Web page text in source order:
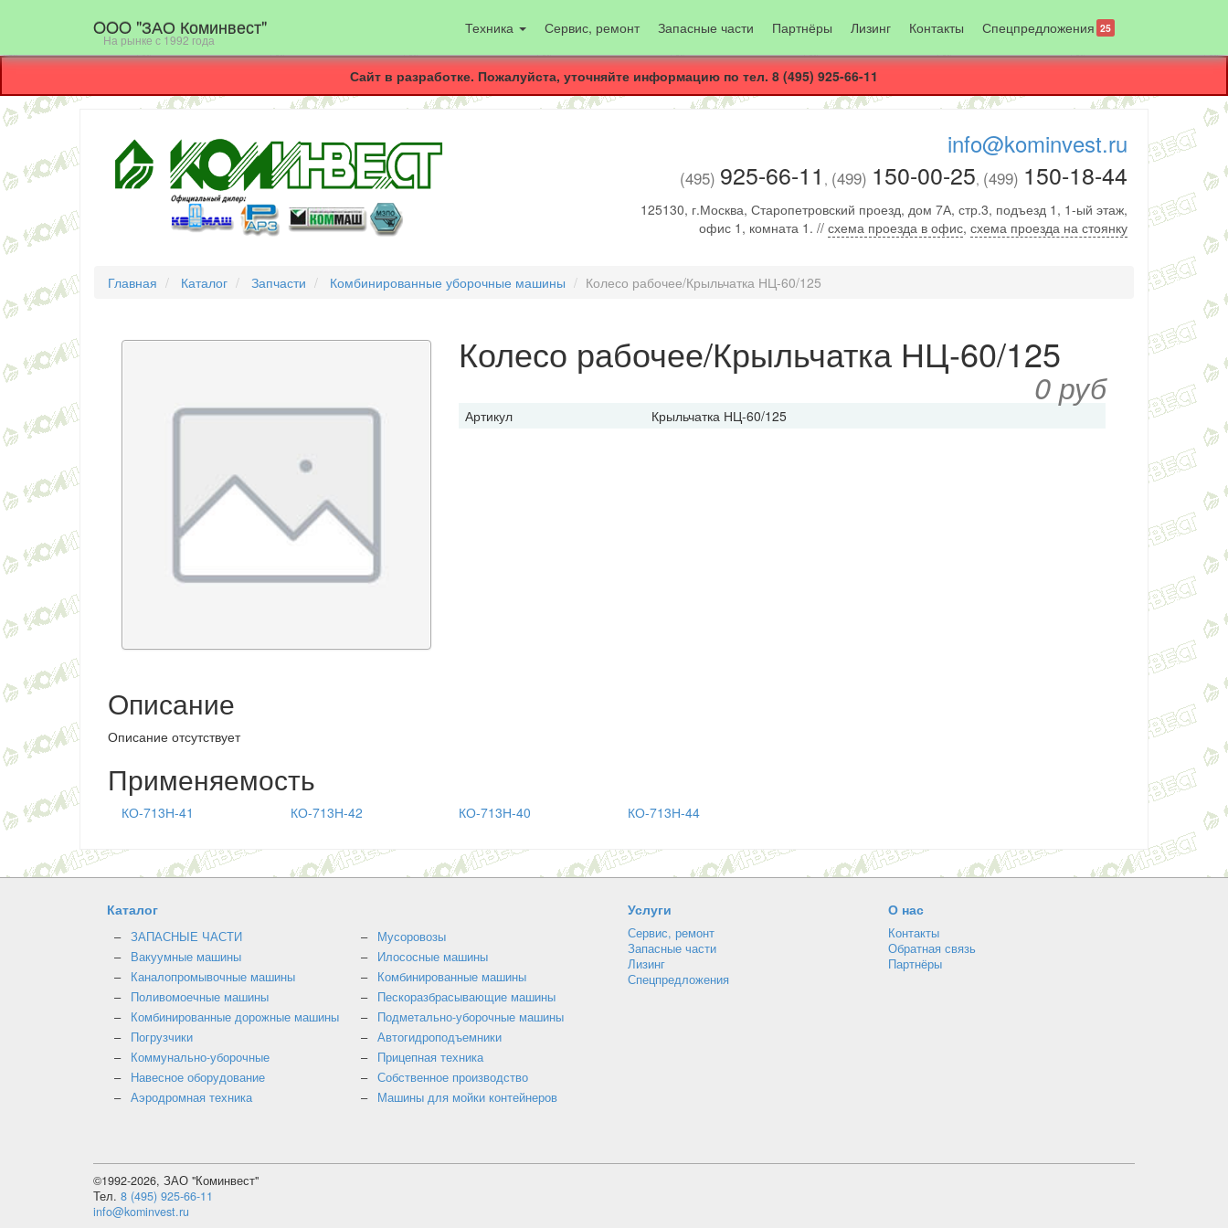
OOO "ЗАО Коминвест"
На рынке с 1992 года
Техника Сервис, ремонт Запасные части Партнёры Лизинг Контакты Спецпредложения 25
Сайт в разработке. Пожалуйста, уточняйте информацию по тел. 8 (495) 925-66-11
info@kominvest.ru
(495) 925-66-11 , (499) 150-00-25, (499) 150-18-44
125130, г.Москва, Старопетровский проезд, дом 7А, стр.3, подъезд 1, 1-ый этаж,
офис 1, комната 1. // схема проезда в офис, схема проезда на стоянку
Главная Каталог Запчасти Комбинированные уборочные машины Колесо рабочее/Крыльчатка НЦ-60/125
Колесо рабочее/Крыльчатка НЦ-60/125
0 руб
Артикул Крыльчатка НЦ-60/125
Описание
Описание отсутствует
Применяемость
КО-713Н-41 КО-713Н-42 КО-713Н-40 КО-713Н-44
Каталог
ЗАПАСНЫЕ ЧАСТИ
Мусоровозы
Вакуумные машины
Илососные машины
Каналопромывочные машины
Комбинированные машины
Поливомоечные машины
Пескоразбрасывающие машины
Комбинированные дорожные машины
Подметально-уборочные машины
Погрузчики
Автогидроподъемники
Коммунально-уборочные
Прицепная техника
Навесное оборудование
Собственное производство
Аэродромная техника
Машины для мойки контейнеров
Услуги
Сервис, ремонт
Запасные части
Лизинг
Спецпредложения
О нас
Контакты
Обратная связь
Партнёры
©1992-2026, ЗАО "Коминвест"
Тел. 8 (495) 925-66-11
info@kominvest.ru